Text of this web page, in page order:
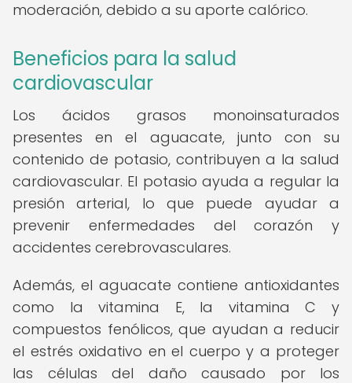
moderación, debido a su aporte calórico.
Beneficios para la salud
cardiovascular
Los ácidos grasos monoinsaturados
presentes en el aguacate, junto con su
contenido de potasio, contribuyen a la salud
cardiovascular. El potasio ayuda a regular la
presión arterial, lo que puede ayudar a
prevenir enfermedades del corazón y
accidentes cerebrovasculares.
Además, el aguacate contiene antioxidantes
como la vitamina E, la vitamina C y
compuestos fenólicos, que ayudan a reducir
el estrés oxidativo en el cuerpo y a proteger
las células del daño causado por los